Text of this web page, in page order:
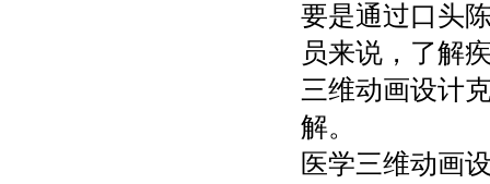
要是通过口头
员来说，了解
三维动画设计
解。
医学三维动画